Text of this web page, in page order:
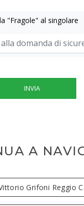
"Fragole" al singolare
INVIA
A
Grifoni Reggio